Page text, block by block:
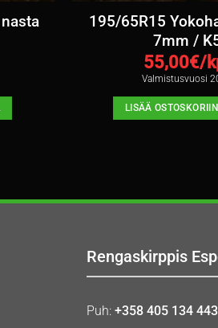
195/65R15
7mm /
55,00€/
Valmistusvuosi
LISÄÄ
Rengaskirppis
Puh: +358 405 134 443